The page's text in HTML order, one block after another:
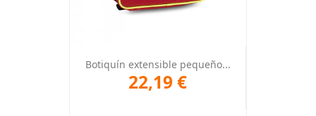
Botiquín extensible pequeño...
22,19 €